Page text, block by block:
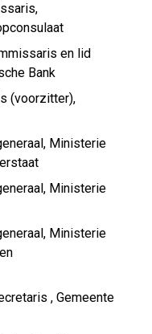
en lid
Bank
(voorzitter),
Ministerie
Ministerie
Ministerie
, Gemeente